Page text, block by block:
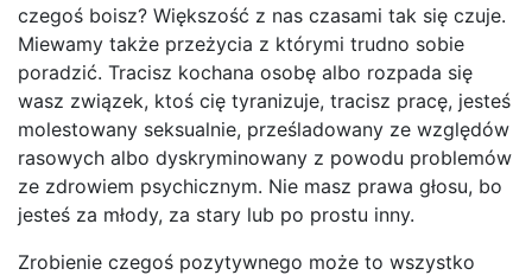
czegoś boisz? Większość z nas czasami tak się czuje.
Miewamy także przeżycia z którymi trudno sobie
poradzić. Tracisz kochana osobę albo rozpada się
wasz związek, ktoś cię tyranizuje, tracisz pracę, jesteś
molestowany seksualnie, prześladowany ze względów
rasowych albo dyskryminowany z powodu problemów
ze zdrowiem psychicznym. Nie masz prawa głosu, bo
jesteś za młody, za stary lub po prostu inny.
Zrobienie czegoś pozytywnego może to wszystko